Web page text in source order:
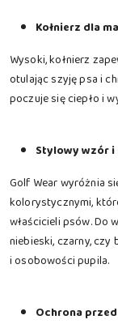
Kołnierz dla
Wysoki, kołnierz
otulając szyję psa i
poczuje się ciepło i
Stylowy wzór
Golf Wear wyróżnia
kolorystycznymi,
właścicieli psów. Do
niebieski, czarny,
i osobowości pupila.
Ochrona